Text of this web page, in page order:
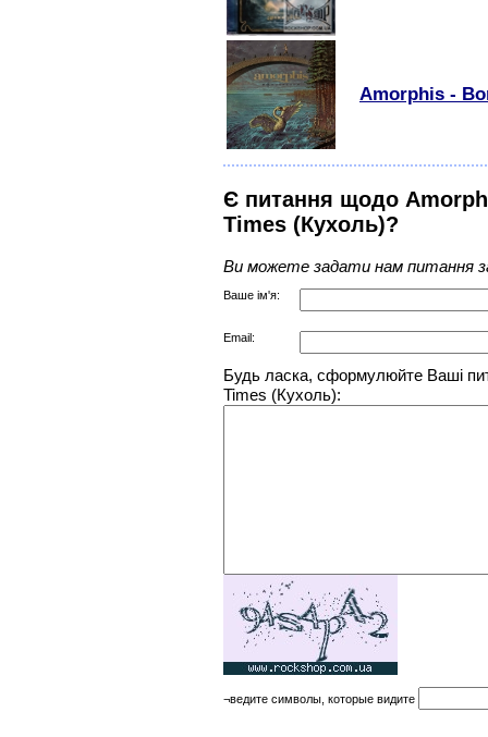
Amorphis -
Є питання щодо
Times (Кухоль)?
Ви можете задати нам питання
Ваше ім'я:
Email:
Будь ласка, сформулюйте Ваші
Times (Кухоль):
¬ведите символы, которые видите